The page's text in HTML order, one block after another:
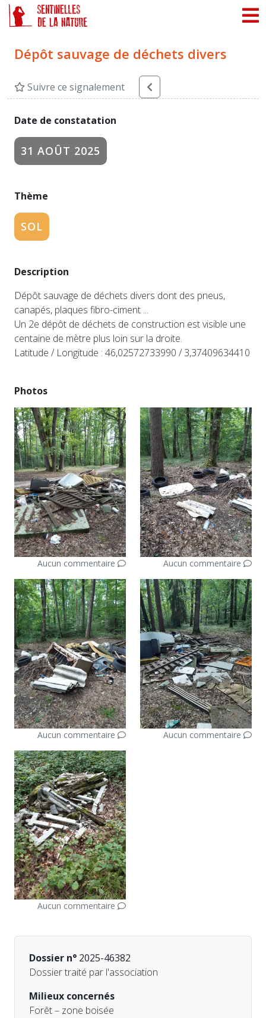
Dépôt sauvage de déchets divers
Suivre ce signalement
Date de constatation
31 AOÛT 2025
Thème
SOL
Description
Dépôt sauvage de déchets divers dont des pneus,
canapés, plaques fibro-ciment ...
Un 2e dépôt de déchets de construction est visible une
centaine de mètre plus loin sur la droite.
Latitude / Longitude : 46,02572733990 / 3,37409634410
Photos
Aucun commentaire Aucun commentaire
Aucun commentaire Aucun commentaire
Aucun commentaire
Dossier n° 2025-46382
Dossier traité par l'association
Milieux concernés
Forêt – zone boisée
Panneau de gestion des cookies